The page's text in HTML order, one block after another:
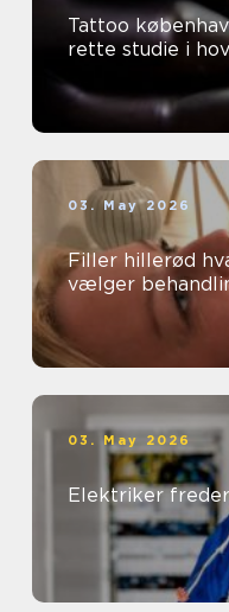
Tattoo københavn sådan vælger
rette studie i
03. May 2026
Filler hillerød hvad du skal vide, før du
vælger
03. May 2026
Elektriker